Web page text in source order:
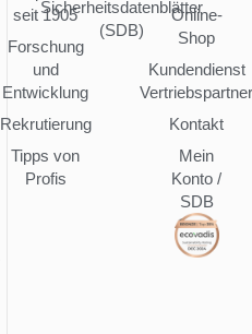
seit 1905
Forschung
und
Entwicklung
Rekrutierung
Tipps von
Profis
Sicherheitsdatenblätter
(SDB)
Online-
Shop
Kundendienst
Kontakt
Mein
Konto /
SDB